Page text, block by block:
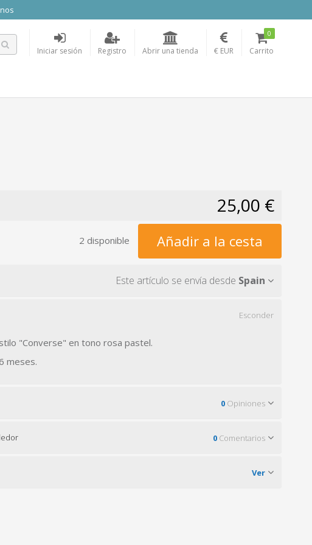
Iniciar sesión Registro Abrir una tienda € EUR Carrito
0
25,00 €
2 disponible Añadir a la cesta
Este artículo se envía desde Spain
Esconder
"Converse" en tono rosa pastel.
meses.
0 Opiniones
0 Comentarios
Ver